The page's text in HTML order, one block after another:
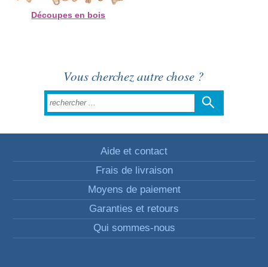
Découpes en bois
Vous cherchez autre chose ?
Aide et contact
Frais de livraison
Moyens de paiement
Garanties et retours
Qui sommes-nous